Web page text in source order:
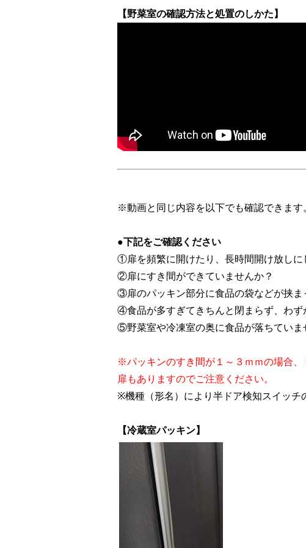
【野菜室の確認方法と処置のしかた】
※動画と同じ内容を以下でも確認できます
●下記をご確認ください
①扉を頻繁に開けたり、長時間開け放しに
②扉にすき間ができていませんか？
③扉のパッキン部分に食品の袋などが挟ま
④食品が多すぎてきちんと閉まらず、わず
⑤野菜室や冷凍室の奥に食品が落ちていま
※パッキンのすき間が１～３ｍｍの場合
扉もありますのでご注意ください。
※機種（形名）により半ドア検知スイッチ
【冷蔵室パッキン】